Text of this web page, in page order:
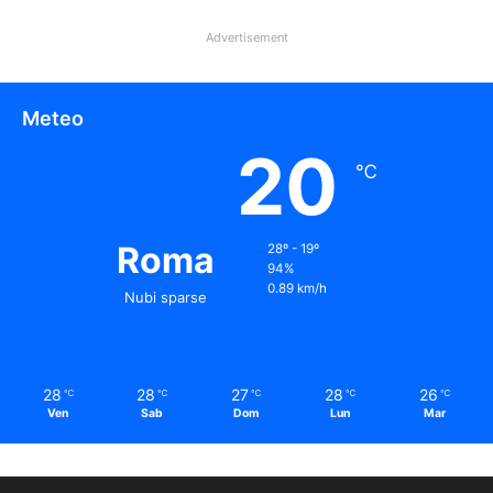
Advertisement
Meteo
Roma
Nubi sparse
20 ℃
28º - 19º
94%
0.89 km/h
28 ℃
Ven
28 ℃
Sab
27 ℃
Dom
28 ℃
Lun
26 ℃
Mar